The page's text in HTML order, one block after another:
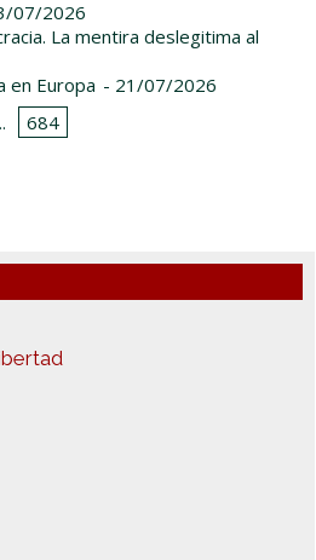
07/2026
La mentira deslegitima al
en Europa - 21/07/2026
684